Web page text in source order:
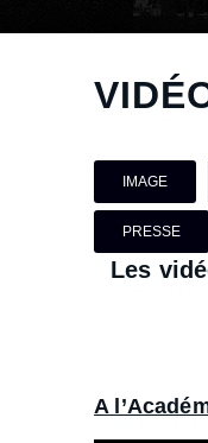
IMAGE
PRESSE
Les
A